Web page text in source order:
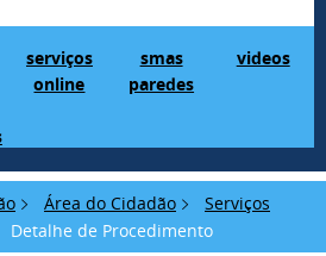
serviços
online
smas
paredes
videos
Área do Cidadão
Serviços
Detalhe de Procedimento